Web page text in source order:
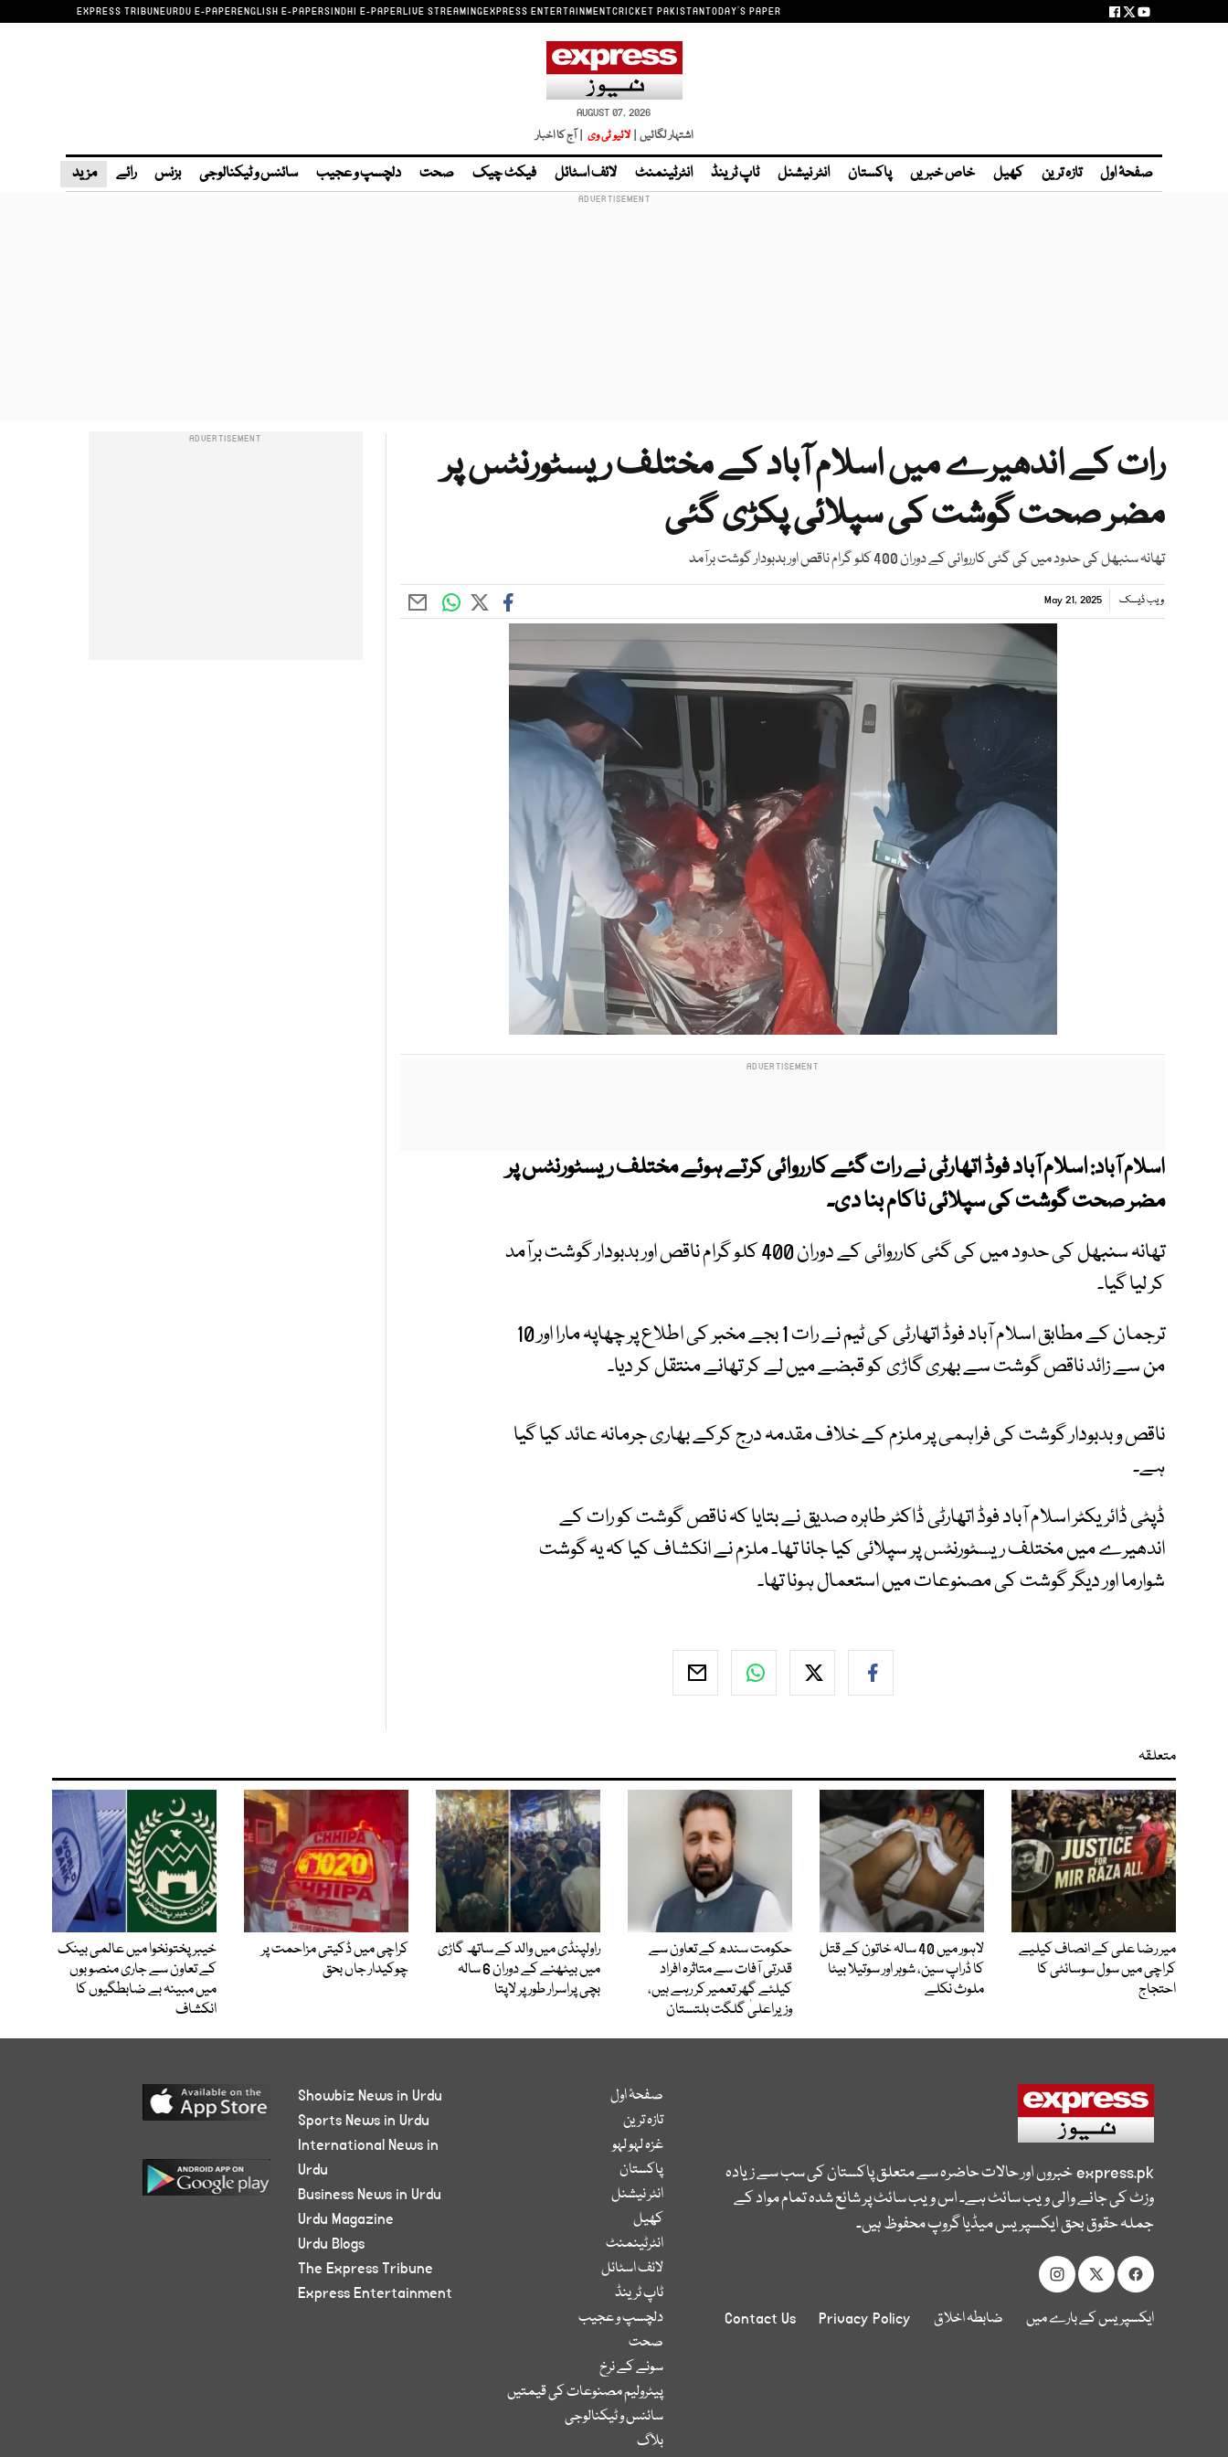
EXPRESS TRIBUNEURDU E-PAPERENGLISH E-PAPERSINDHI E-PAPERLIVE STREAMINGEXPRESS ENTERTAINMENTCRICKET PAKISTANTODAY'S PAPER
AUGUST 07, 2026
اشتہار لگائیں | لائیو ٹی وی | آج کا اخبار
صفحۂ اول تازہ ترین کھیل خاص خبریں پاکستان انٹر نیشنل ٹاپ ٹرینڈ انٹرٹینمنٹ لائف اسٹائل فیکٹ چیک صحت دلچسپ و عجیب سائنس و ٹیکنالوجی بزنس رائے مزید
رات کے اندھیرے میں اسلام آباد کے مختلف ریسٹورنٹس پر
مضر صحت گوشت کی سپلائی پکڑی گئی
تھانہ سنبھل کی حدود میں کی گئی کارروائی کے دوران 400 کلو گرام ناقص اور بدبودار گوشت برآمد
ویب ڈیسک May 21, 2025
اسلام آباد:اسلام آباد فوڈ اتھارٹی نے رات گئے کارروائی کرتے ہوئے مختلف ریسٹورنٹس پر
مضر صحت گوشت کی سپلائی ناکام بنا دی۔
تھانہ سنبھل کی حدود میں کی گئی کارروائی کے دوران 400 کلو گرام ناقص اور بدبودار گوشت برآمد
کر لیا گیا۔
ترجمان کے مطابق اسلام آباد فوڈ اتھارٹی کی ٹیم نے رات 1 بجے مخبر کی اطلاع پر چھاپہ مارا اور 10
من سے زائد ناقص گوشت سے بھری گاڑی کو قبضے میں لے کر تھانے منتقل کر دیا۔
ناقص و بدبودار گوشت کی فراہمی پر ملزم کے خلاف مقدمہ درج کرکے بھاری جرمانہ عائد کیا گیا
ہے۔
ڈپٹی ڈائریکٹر اسلام آباد فوڈ اتھارٹی ڈاکٹر طاہرہ صدیق نے بتایا کہ ناقص گوشت کو رات کے
اندھیرے میں مختلف ریسٹورنٹس پر سپلائی کیا جانا تھا۔ ملزم نے انکشاف کیا کہ یہ گوشت
شوارما اور دیگر گوشت کی مصنوعات میں استعمال ہونا تھا۔
متعلقہ
میر رضا علی کے انصاف کیلیے
کراچی میں سول سوسائٹی کا
احتجاج
لاہور میں 40 سالہ خاتون کے قتل
کا ڈراپ سین، شوہر اور سوتیلا بیٹا
ملوث نکلے
حکومت سندھ کے تعاون سے
قدرتی آفات سے متاثرہ افراد
کیلئے گھر تعمیر کر رہے ہیں،
وزیراعلیٰ گلگت بلتستان
راولپنڈی میں والد کے ساتھ گاڑی
میں بیٹھنے کے دوران 6 سالہ
بچی پراسرار طور پر لاپتا
کراچی میں ڈکیتی مزاحمت پر
چوکیدار جاں بحق
خیبرپختونخوا میں عالمی بینک
کے تعاون سے جاری منصوبوں
میں مبینہ بے ضابطگیوں کا
انکشاف
express.pkخبروں اور حالات حاضرہ سے متعلق پاکستان کی سب سے زیادہ
وزٹ کی جانے والی ویب سائٹ ہے۔ اس ویب سائٹ پر شائع شدہ تمام مواد کے
جملہ حقوق بحق ایکسپریس میڈیا گروپ محفوظ ہیں۔
ایکسپریس کے بارے میں ضابطہ اخلاق Privacy Policy
Contact Us
صفحۂ اول
تازہ ترین
غزہ لہو لہو
پاکستان
انٹر نیشنل
کھیل
انٹرٹینمنٹ
لائف اسٹائل
ٹاپ ٹرینڈ
دلچسپ و عجیب
صحت
سونے کے نرخ
پیٹرولیم مصنوعات کی قیمتیں
سائنس و ٹیکنالوجی
بلاگ
Showbiz News in Urdu
Sports News in Urdu
International News in
Urdu
Business News in Urdu
Urdu Magazine
Urdu Blogs
The Express Tribune
Express Entertainment